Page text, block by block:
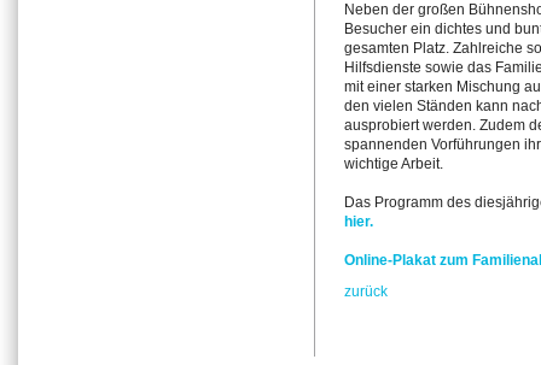
Neben der großen
Besucher ein dichtes und
gesamten Platz. Zahlreiche
Hilfsdienste sowie das
mit einer starken Mischung
den vielen Ständen kann
ausprobiert werden. Zudem
spannenden Vorführungen
wichtige Arbeit.
Das Programm des
hier.
Online-Plakat zum
zurück